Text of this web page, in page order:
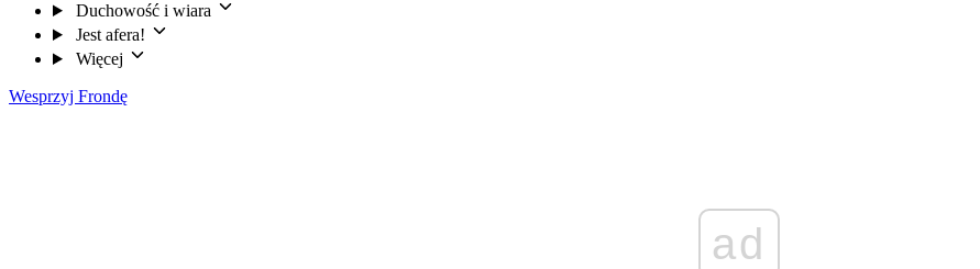
Duchowość i wiara
Jest afera!
Więcej
Wesprzyj Frondę
ad